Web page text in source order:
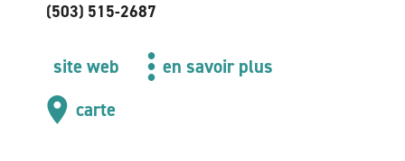
(503) 515-2687
site web
en savoir plus
carte